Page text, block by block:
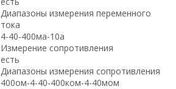
Диапазоны измерения переменного
тока
4-40-400ма-10а
Измерение сопротивления
есть
Диапазоны измерения сопротивления
400ом-4-40-400ком-4-40мом